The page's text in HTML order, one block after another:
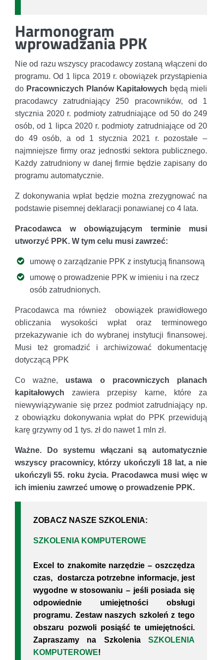
Harmonogram
wprowadzania PPK
Nie od razu wszyscy pracodawcy zostaną włączeni do
programu. Od 1 lipca 2019 r. obowiązek przystąpienia
do Pracowniczych Planów Kapitałowych będą mieli
pracodawcy zatrudniający 250 pracowników, od 1
stycznia 2020 r. podmioty zatrudniające od 50 do 249
osób, od 1 lipca 2020 r. podmioty zatrudniające od 20
do 49 osób, a od 1 stycznia 2021 r. pozostałe –
najmniejsze firmy oraz jednostki sektora publicznego.
Każdy zatrudniony w danej firmie będzie zapisany do
programu automatycznie.
Z dokonywania wpłat będzie można zrezygnować na
podstawie pisemnej deklaracji ponawianej co 4 lata.
Pracodawca w obowiązującym terminie musi
utworzyć PPK. W tym celu musi zawrzeć:
umowę o zarządzanie PPK z instytucją finansową
umowę o prowadzenie PPK w imieniu i na rzecz
osób zatrudnionych.
Pracodawca ma również obowiązek prawidłowego
obliczania wysokości wpłat oraz terminowego
przekazywanie ich do wybranej instytucji finansowej.
Musi też gromadzić i archiwizować dokumentację
dotyczącą PPK
Co ważne, ustawa o pracowniczych planach
kapitałowych zawiera przepisy karne, które za
niewywiązywanie się przez podmiot zatrudniający np.
z obowiązku dokonywania wpłat do PPK przewidują
karę grzywny od 1 tys. zł do nawet 1 mln zł.
Ważne. Do systemu włączani są automatycznie
wszyscy pracownicy, którzy ukończyli 18 lat, a nie
ukończyli 55. roku życia. Pracodawca musi więc w
ich imieniu zawrzeć umowę o prowadzenie PPK.
ZOBACZ NASZE SZKOLENIA:
SZKOLENIA KOMPUTEROWE
Excel to znakomite narzędzie – oszczędza
czas, dostarcza potrzebne informacje, jest
wygodne w stosowaniu – jeśli posiada się
odpowiednie umiejętności obsługi
programu. Zestaw naszych szkoleń z tego
obszaru pozwoli posiąść te umiejętności.
Zapraszamy na Szkolenia SZKOLENIA
KOMPUTEROWE!